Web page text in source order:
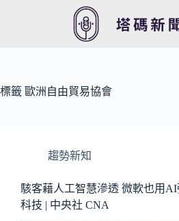
容
標籤 歐洲自由貿易協會
趨勢新知
駭客藉人工智慧滲透 微軟也用
科技 | 中央社 CNA